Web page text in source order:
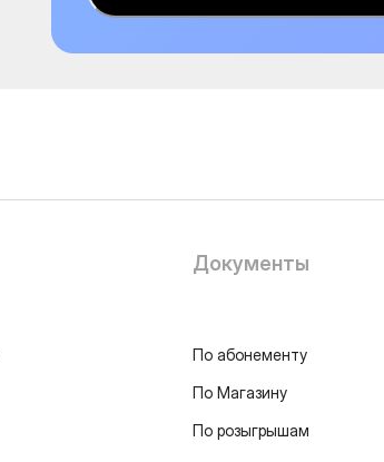
Документы
По абонементу
По Магазину
По розыгрышам